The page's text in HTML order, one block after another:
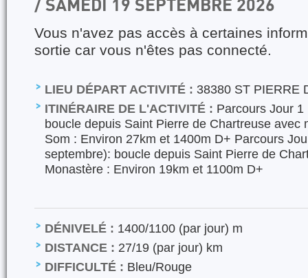
/ SAMEDI 19 SEPTEMBRE 2026
Vous n'avez pas accès à certaines
sortie car vous n'êtes pas connecté.
LIEU DÉPART ACTIVITÉ : 38380 ST PIERRE
ITINÉRAIRE DE L'ACTIVITÉ : Parcours Jour
boucle depuis Saint Pierre de Chartreuse avec
Som : Environ 27km et 1400m D+ Parcours
septembre): boucle depuis Saint Pierre de
Monastère : Environ 19km et 1100m D+
DÉNIVELÉ : 1400/1100 (par jour) m
DISTANCE : 27/19 (par jour) km
DIFFICULTÉ : Bleu/Rouge